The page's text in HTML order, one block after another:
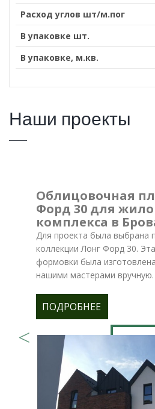
Расход углов шт/м.пог
В упаковке шт.
В упаковке, м.кв.
Наши проекты
Облицовочная
Форд 30 для
комплекса в
Для проекта была выбрана
коллекции Лонг Форд 30.
формовки была
нашими мастерами вручную.
ПОДРОБНЕЕ